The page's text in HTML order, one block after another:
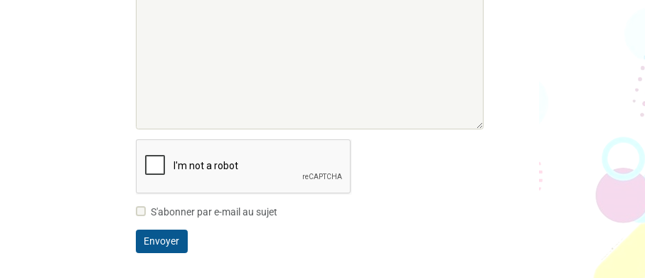
S'abonner par e-mail au sujet
Envoyer